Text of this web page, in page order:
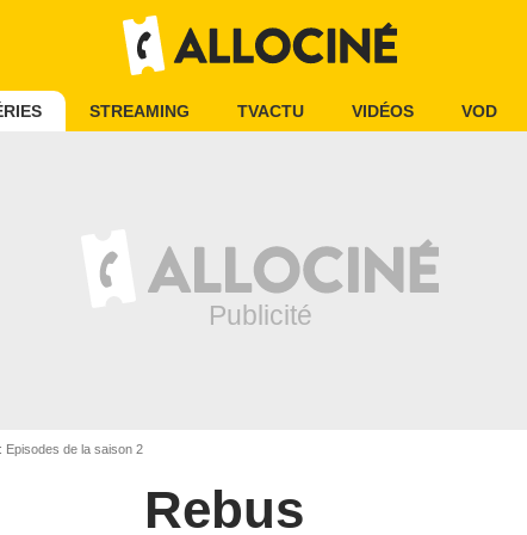
STREAMING TVACTU VIDÉOS VOD
Episodes de la saison 2
Rebus